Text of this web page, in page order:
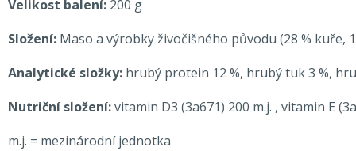
Velikost balení: 200 g
Složení: Maso a výrobky živočišného původu (28 % kuře,
Analytické složky: hrubý protein 12 %, hrubý tuk 3 %,
Nutriční složení:vitamin D3 (3a671) 200 m.j. , vitamin E
m.j. = mezinárodní jednotka